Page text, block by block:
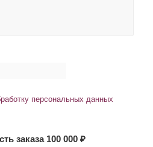
персональных данных
заказа 100 000 ₽